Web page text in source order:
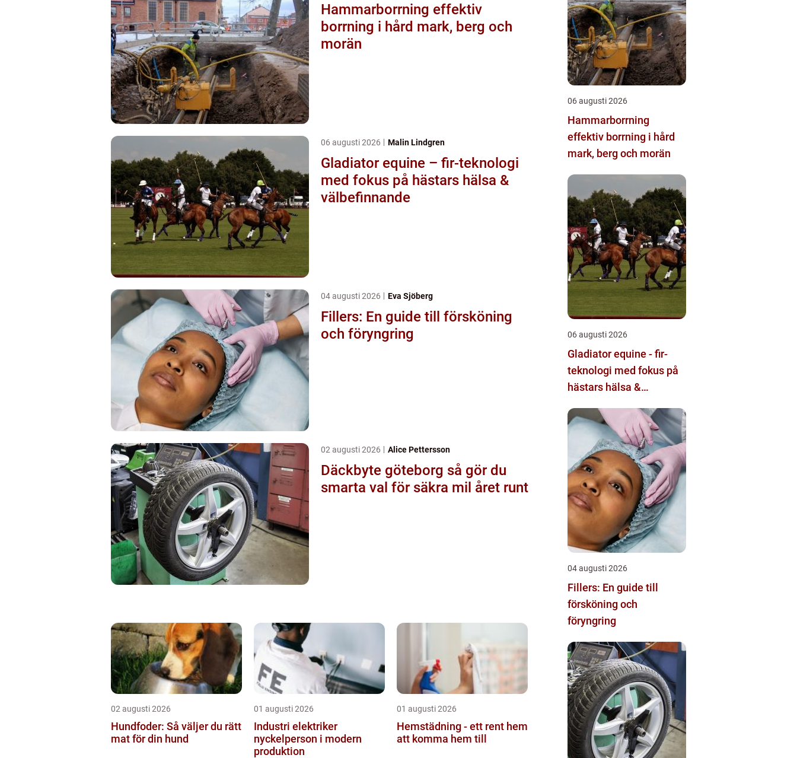
Hammarborrning effektiv
borrning i hård mark, berg och
morän
06 augusti 2026 Malin Lindgren
Gladiator equine – fir-teknologi
med fokus på hästars hälsa &
välbefinnande
04 augusti 2026 Eva Sjöberg
Fillers: En guide till försköning
och föryngring
02 augusti 2026 Alice Pettersson
Däckbyte göteborg så gör du
smarta val för säkra mil året runt
02 augusti 2026
Hundfoder: Så väljer du rätt
mat för din hund
01 augusti 2026
Industri elektriker
nyckelperson i modern
produktion
01 augusti 2026
Hemstädning - ett rent hem
att komma hem till
06 augusti 2026
Hammarborrning
effektiv borrning i hård
mark, berg och morän
06 augusti 2026
Gladiator equine - fir-
teknologi med fokus på
hästars hälsa &
04 augusti 2026
Fillers: En guide till
försköning och
föryngring